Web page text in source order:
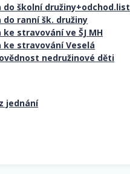
do školní družiny+odchod.list
do ranní šk. družiny
ke stravování ve ŠJ MH
ke stravování Veselá
nedružinové děti
jednání